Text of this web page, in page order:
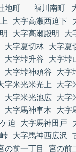
地町 福川南町
大字高瀬西迫下
大字高瀬殿明
大
大字夏切林
大字夏
大字垰升谷
大字垰
大字垰神頭谷
大字
字米光米光上
大字
大字米光池広
大字
大字馬神車木
大字
迫
大字馬神田戸
大字馬神西広沢
の前一丁目
宮の前